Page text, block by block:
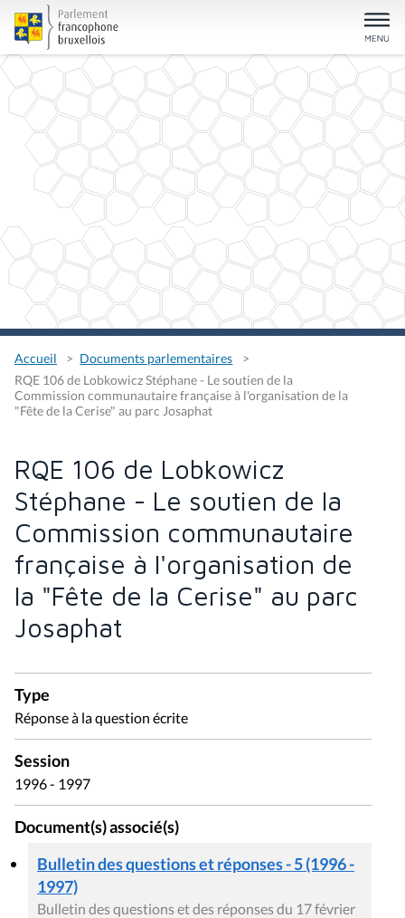
Accueil
Documents parlementaires
RQE 106 de Lobkowicz Stéphane - Le soutien de la
Commission communautaire française à l'organisation de la
"Fête de la Cerise" au parc Josaphat
RQE 106 de Lobkowicz
Stéphane - Le soutien de la
Commission communautaire
française à l'organisation de
la "Fête de la Cerise" au parc
Josaphat
Type
Réponse à la question écrite
Session
1996 - 1997
Document(s) associé(s)
Bulletin des questions et réponses - 5 (1996 -
1997)
Bulletin des questions et des réponses du 17 février